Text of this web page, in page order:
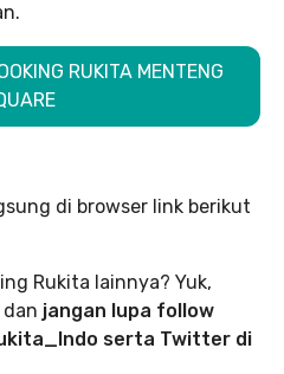
RUKITA MENTENG
di browser link berikut
Rukita lainnya? Yuk,
jangan lupa follow
serta Twitter di